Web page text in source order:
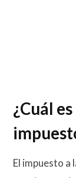
¿Cuál
El impuesto a